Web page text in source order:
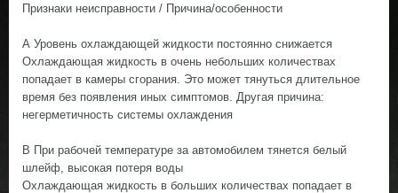
Признаки неисправности / Причина/особенности
А Уровень охлаждающей жидкости постоянно снижается
Охлаждающая жидкость в очень небольших количествах
попадает в камеры сгорания. Это может тянуться длительное
время без появления иных симптомов. Другая причина:
негерметичность системы охлаждения
В При рабочей температуре за автомобилем тянется белый
шлейф, высокая потеря воды
Охлаждающая жидкость в больших количествах попадает в